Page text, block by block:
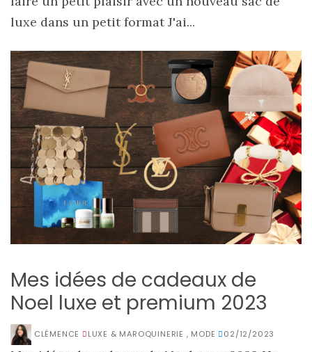
luxe dans un petit format J'ai...
Mes idées de cadeaux de
Noel luxe et premium 2023
CLÉMENCE LUXE & MAROQUINERIE , MODE 02/12/2023